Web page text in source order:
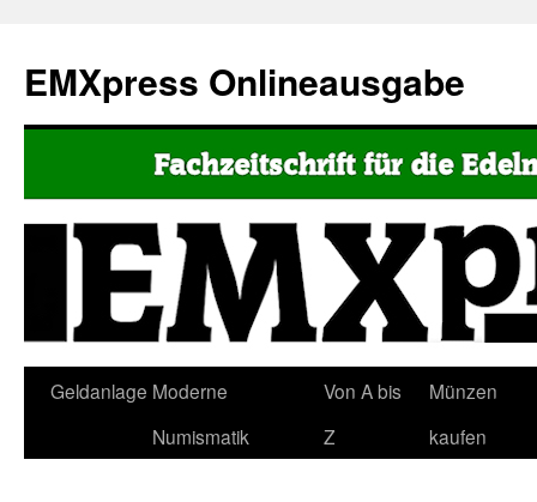
EMXpress Onlineausgabe
Geldanlage Moderne
Numismatik
Von A bis
Z
Münzen
kaufen